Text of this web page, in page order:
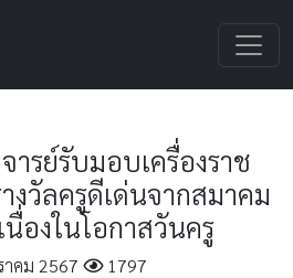
รย์รับมอบเครื่องราช
งวัลครูดีเด่นจากสมาคม
องในโอกาสวันครู
คม 2567
1797